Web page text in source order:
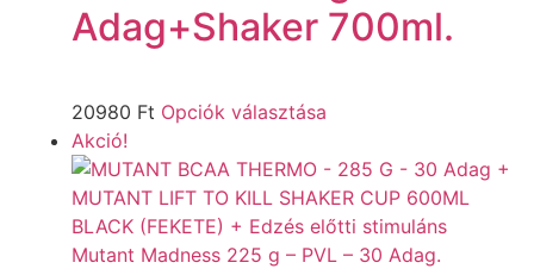
Adag+Shaker 700ml.
20980 Ft Opciók választása
Akció!